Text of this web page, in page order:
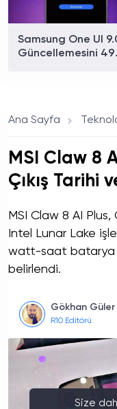
Samsung One UI
Güncellemesini 49
Ana Sayfa
MSI Claw 8
Çıkış Tarihi
MSI Claw 8 AI Plus,
Intel Lunar Lake
watt-saat batarya
belirlendi.
Gökhan Güler
R10 Editörü
Size